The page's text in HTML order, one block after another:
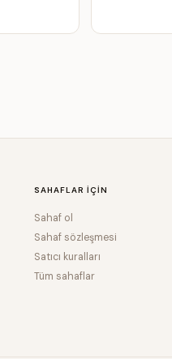
SAHAFLAR IÇIN
Sahaf ol
Sahaf sözleşmesi
Satıcı kuralları
Tüm sahaflar